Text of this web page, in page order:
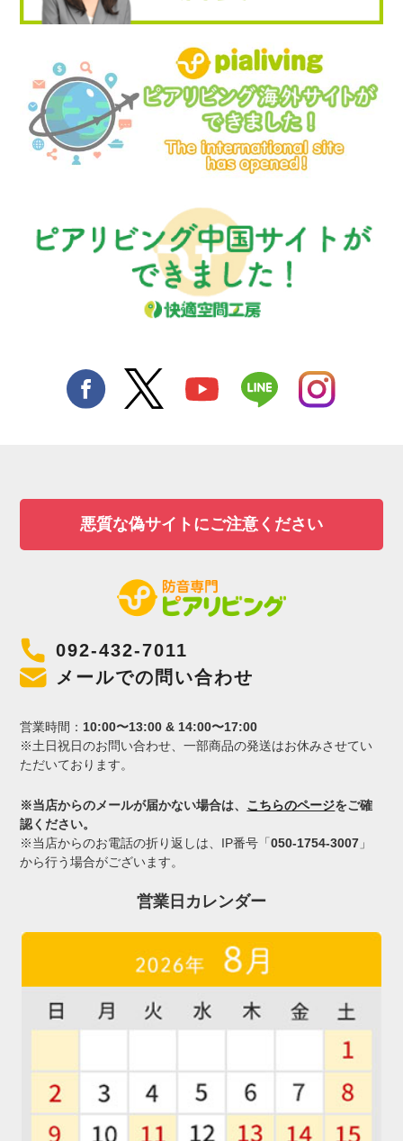
悪質な偽サイトにご注意ください
092-432-7011
メールでの問い合わせ
営業時間：10:00〜13:00 & 14:00〜17:00
※土日祝日のお問い合わせ、一部商品の発送はお休みさせてい
ただいております。
※当店からのメールが届かない場合は、 こちらのページをご確
認ください。
※当店からのお電話の折り返しは、IP番号「050-1754-3007 」
から行う場合がございます。
営業日カレンダー